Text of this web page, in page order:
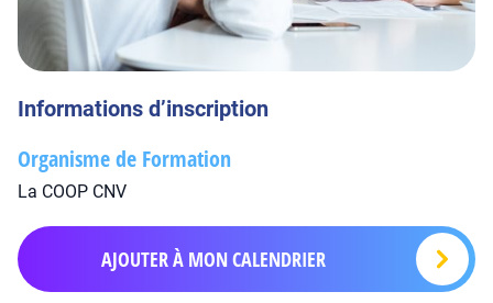
Informations d’inscription
Organisme de Formation
La COOP CNV
AJOUTER À MON CALENDRIER